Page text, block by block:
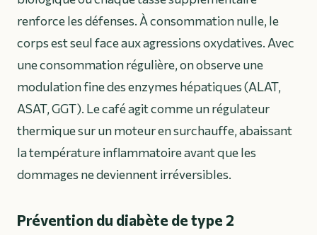
renforce les défenses. À consommation nulle, le
corps est seul face aux agressions oxydatives. Avec
une consommation régulière, on observe une
modulation fine des enzymes hépatiques (ALAT,
ASAT, GGT). Le café agit comme un régulateur
thermique sur un moteur en surchauffe, abaissant
la température inflammatoire avant que les
dommages ne deviennent irréversibles.
Prévention du diabète de type 2